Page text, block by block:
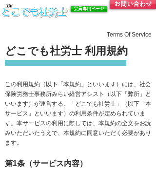
会員専用ページ
お問い合わせ
Terms Of Service
どこでも社労士 利用規約
この利用規約（以下「本規約」といいます）には、社会
保険労務士事務所みらい経営アシスト（以下「弊所」と
いいます）が運営する、「どこでも社労士」（以下「本
サービス」といいます）の利用条件が定められていま
す。本サービスの利用に際しては、本規約の全文をお読
みいただいたうえで、本規約に同意いただく必要があり
ます。
第1条（サービス内容）